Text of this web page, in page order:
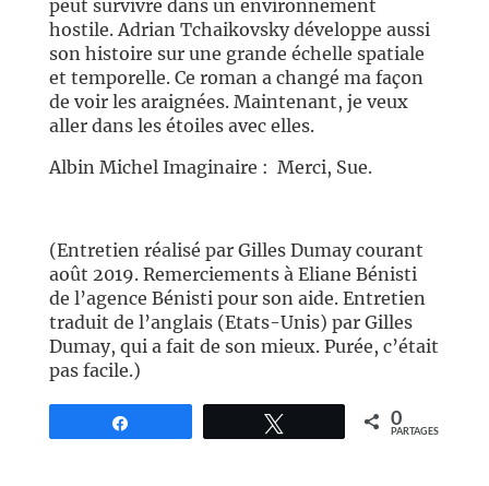
peut survivre dans un environnement
hostile. Adrian Tchaikovsky développe aussi
son histoire sur une grande échelle spatiale
et temporelle. Ce roman a changé ma façon
de voir les araignées. Maintenant, je veux
aller dans les étoiles avec elles.
Albin Michel Imaginaire : Merci, Sue.
(Entretien réalisé par Gilles Dumay courant
août 2019. Remerciements à Eliane Bénisti
de l’agence Bénisti pour son aide. Entretien
traduit de l’anglais (Etats-Unis) par Gilles
Dumay, qui a fait de son mieux. Purée, c’était
pas facile.)
0
PARTAGES